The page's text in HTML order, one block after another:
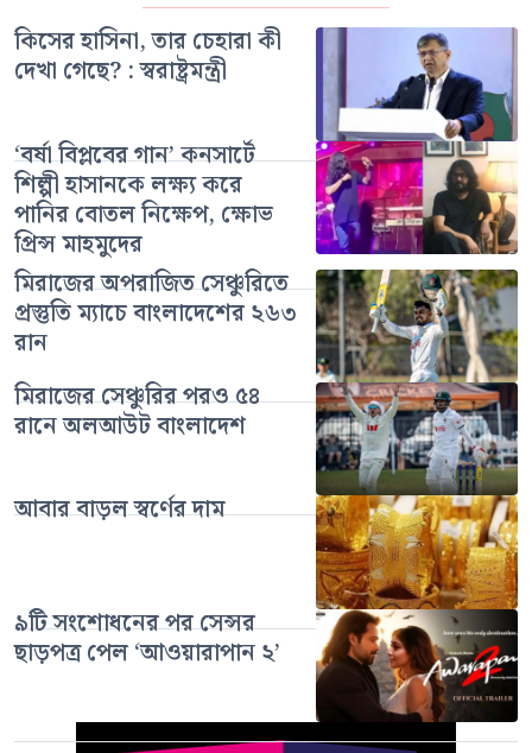
কিসের হাসিনা, তার চেহারা কী
দেখা গেছে? : স্বরাষ্ট্রমন্ত্রী
‘বর্ষা বিপ্লবের গান’ কনসার্টে
শিল্পী হাসানকে লক্ষ্য করে
পানির বোতল নিক্ষেপ, ক্ষোভ
প্রিন্স মাহমুদের
মিরাজের অপরাজিত সেঞ্চুরিতে
প্রস্তুতি ম্যাচে বাংলাদেশের ২৬৩
রান
মিরাজের সেঞ্চুরির পরও ৫৪
রানে অলআউট বাংলাদেশ
আবার বাড়ল স্বর্ণের দাম
৯টি সংশোধনের পর সেন্সর
ছাড়পত্র পেল ‘আওয়ারাপান ২’